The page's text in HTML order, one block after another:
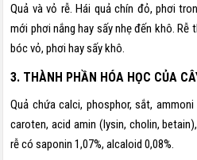
Quả và vỏ rễ. Hái quả chín đỏ, phơi
mới phơi nắng hay sấy nhẹ đến khô. Rễ
bóc vỏ, phơi hay sấy khô.
3. THÀNH PHẦN HÓA HỌC CỦA
Quả chứa calci, phosphor, sắt,
caroten, acid amin (lysin, cholin,
rễ có saponin 1,07%, alcaloid 0,08%.